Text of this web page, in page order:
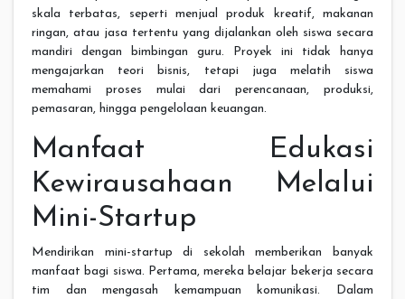
skala terbatas, seperti menjual produk kreatif, makanan
ringan, atau jasa tertentu yang dijalankan oleh siswa secara
mandiri dengan bimbingan guru. Proyek ini tidak hanya
mengajarkan teori bisnis, tetapi juga melatih siswa
memahami proses mulai dari perencanaan, produksi,
pemasaran, hingga pengelolaan keuangan.
Manfaat Edukasi
Kewirausahaan Melalui
Mini-Startup
Mendirikan mini-startup di sekolah memberikan banyak
manfaat bagi siswa. Pertama, mereka belajar bekerja secara
tim dan mengasah kemampuan komunikasi. Dalam